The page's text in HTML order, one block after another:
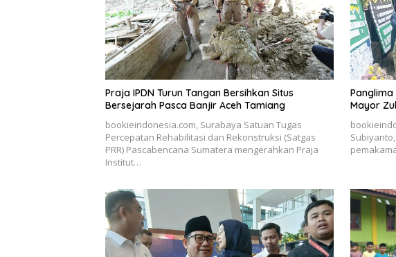
Praja IPDN Turun Tangan Bersihkan Situs
Bersejarah Pasca Banjir Aceh Tamiang
bookieindonesia.com, Surabaya Satuan Tugas
Percepatan Rehabilitasi dan Rekonstruksi (Satgas
PRR) Pascabencana Sumatera mengerahkan Praja
Institut…
Panglima
Mayor